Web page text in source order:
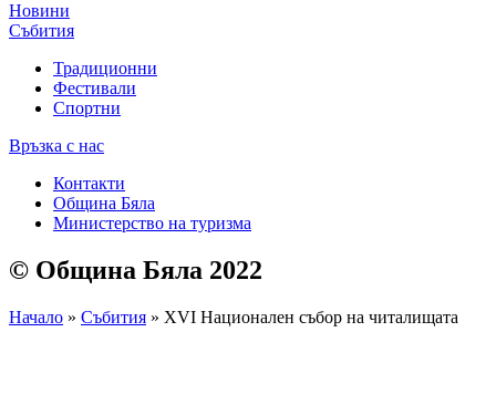
Новини
Събития
Традиционни
Фестивали
Спортни
Връзка с нас
Контакти
Община Бяла
Министерство на туризма
© Община Бяла 2022
Начало » Събития » XVI Национален събор на читалищата